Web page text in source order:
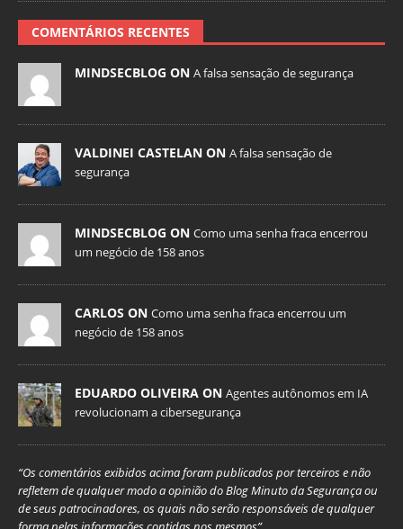
COMENTÁRIOS RECENTES
MINDSECBLOG ON A falsa sensação de segurança
VALDINEI CASTELAN ON A falsa sensação de
segurança
MINDSECBLOG ON Como uma senha fraca encerrou
um negócio de 158 anos
CARLOS ON Como uma senha fraca encerrou um
negócio de 158 anos
EDUARDO OLIVEIRA ON Agentes autônomos em IA
revolucionam a cibersegurança
“Os comentários exibidos acima foram publicados por terceiros e não
refletem de qualquer modo a opinião do Blog Minuto da Segurança ou
de seus patrocinadores, os quais não serão responsáveis de qualquer